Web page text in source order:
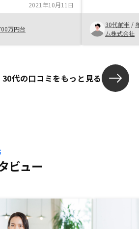
2021年10月11日
万円台
圧倒的に手続
が高いと思う
1000円強だっ
点だった。営
取れたかと思
30代前半 /
ム株式会社
30代の口コミをもっと見る
ビュー